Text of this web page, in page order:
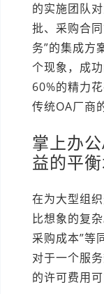
的实施团队
批、采购合
务”的集成方
个现象，成
60%的精力
传统OA厂商
掌上办
益的平
在为大型组
比想象的复
采购成本”等
对于一个服
的许可费用